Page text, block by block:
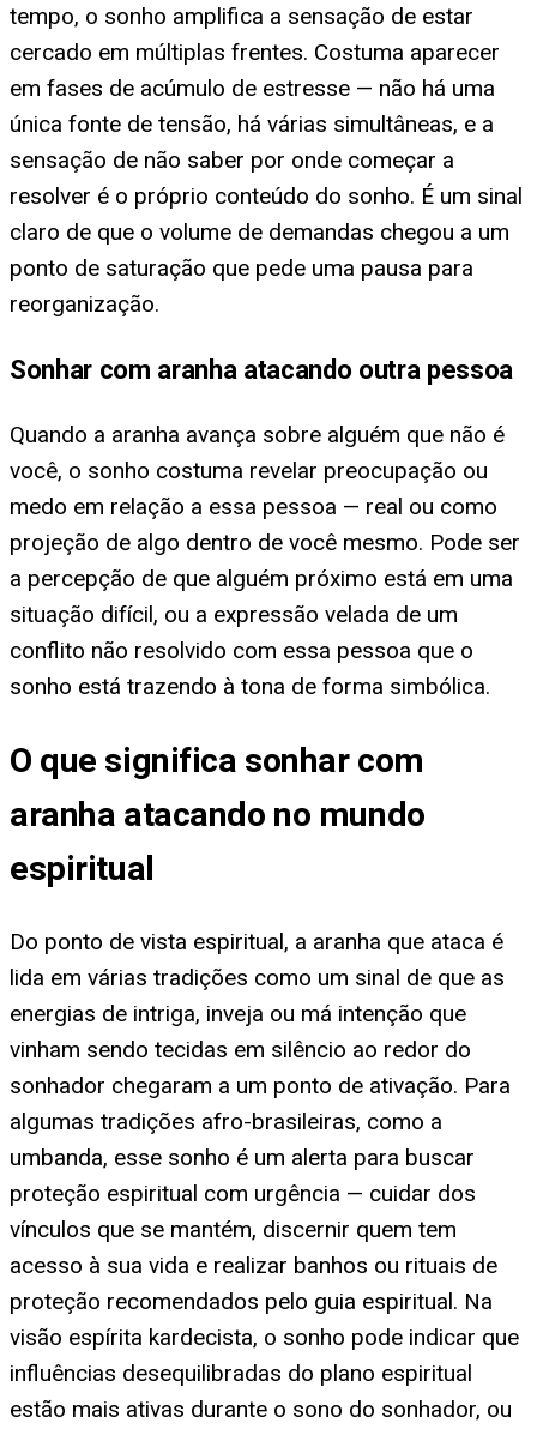
tempo, o sonho amplifica a sensação de estar
cercado em múltiplas frentes. Costuma aparecer
em fases de acúmulo de estresse — não há uma
única fonte de tensão, há várias simultâneas, e a
sensação de não saber por onde começar a
resolver é o próprio conteúdo do sonho. É um sinal
claro de que o volume de demandas chegou a um
ponto de saturação que pede uma pausa para
reorganização.
Sonhar com aranha atacando outra pessoa
Quando a aranha avança sobre alguém que não é
você, o sonho costuma revelar preocupação ou
medo em relação a essa pessoa — real ou como
projeção de algo dentro de você mesmo. Pode ser
a percepção de que alguém próximo está em uma
situação difícil, ou a expressão velada de um
conflito não resolvido com essa pessoa que o
sonho está trazendo à tona de forma simbólica.
O que significa sonhar com
aranha atacando no mundo
espiritual
Do ponto de vista espiritual, a aranha que ataca é
lida em várias tradições como um sinal de que as
energias de intriga, inveja ou má intenção que
vinham sendo tecidas em silêncio ao redor do
sonhador chegaram a um ponto de ativação. Para
algumas tradições afro-brasileiras, como a
umbanda, esse sonho é um alerta para buscar
proteção espiritual com urgência — cuidar dos
vínculos que se mantém, discernir quem tem
acesso à sua vida e realizar banhos ou rituais de
proteção recomendados pelo guia espiritual. Na
visão espírita kardecista, o sonho pode indicar que
influências desequilibradas do plano espiritual
estão mais ativas durante o sono do sonhador, ou